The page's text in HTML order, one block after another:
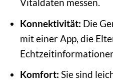
Konnektivität: Die
mit einer App, die
Komfort: Sie sind